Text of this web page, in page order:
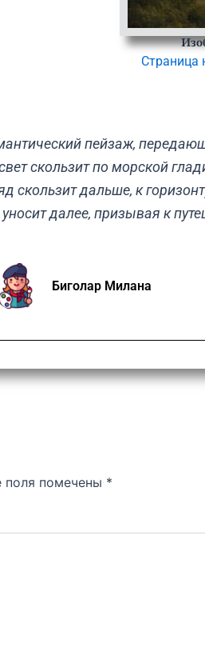
Страница
пейзаж,
скользит по морской
скользит дальше, к
далее, призывая к
Биголар Милана
поля помечены *